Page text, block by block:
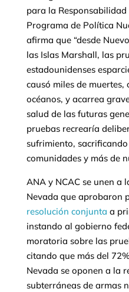
para la
Programa de Política
afirma que “desde
las Islas Marshall, las
estadounidenses
causó miles de
océanos, y acarrea
salud de las futuras
pruebas recrearía
sufrimiento,
comunidades y más de
ANA y NCAC se unen a
Nevada que aprobaron
resolución conjunta a
instando al gobierno
moratoria sobre las
citando que más del
Nevada se oponen a la
subterráneas de armas